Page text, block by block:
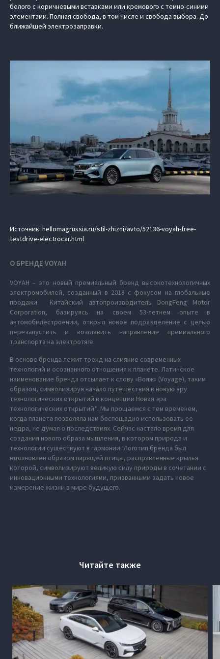
белого с коричневыми вставками или кремового с темно-синими
элементами. Полная свобода, в том числе и свобода выбора. До
ближайшей электрозаправки.
Источник: hellomagrussia.ru/stil-zhizni/avto/52136-voyah-free-
testdrive-electrocar.html
О БРЕНДЕ VOYAH
VOYAH – это новый премиальный бренд высокотехнологичных
электромобилей, созданный в 2018 с фокусом на глобальные
продажи. Китайский автопроизводитель DongFeng Motor
Corporation, базируясь на своем 53-летнем опыте в
автомобилестроении, открыл новое подразделение с целью
перезапустить и возглавить направление премиального
транспорта на электротяге.
В основе бренда лежит тренд на слияние современных
технологий и осознанного отношения к планете. Латинское
наименование бренда отсылает к слову «Вояж» (Voyage), таким
образом, символизируя начало путешествия в новую эру
технологических открытий в концепции Новая эра
технологических открытий*. Мы прощаемся с тем временем,
когда планета позволяла нам беспощадно использовать ее
недра, не думая о последствиях. Сейчас настало время для
создания нового образа мышления, в котором природа и
технологии существуют в гармонии. Логотип бренда был
вдохновлен образом парящей птицы, расправленные крылья
которой, символизируют великую силу природы в сочетании с
инновационными технологиями, призванными задать новое
измерение жизни в мире будущего.
Читайте также